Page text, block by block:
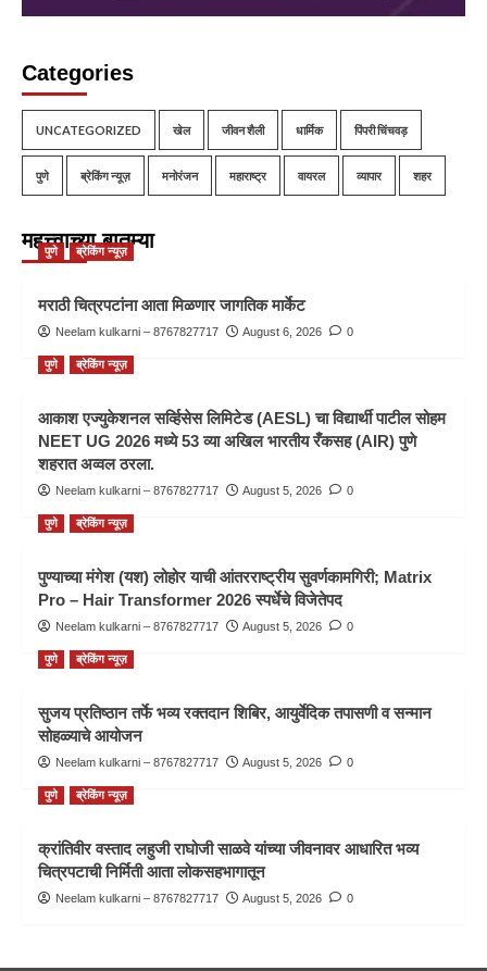
Categories
UNCATEGORIZED खेल जीवन शैली धार्मिक पिंपरी चिंचवड़
पुणे ब्रेकिंग न्यूज़ मनोरंजन महाराष्ट्र वायरल व्यापार शहर
महत्त्वाच्या बातम्या
पुणे ब्रेकिंग न्यूज़
मराठी चित्रपटांना आता मिळणार जागतिक मार्केट
Neelam kulkarni – 8767827717 August 6, 2026 0
पुणे ब्रेकिंग न्यूज़
आकाश एज्युकेशनल सर्व्हिसेस लिमिटेड (AESL) चा विद्यार्थी पाटील सोहम
NEET UG 2026 मध्ये 53 व्या अखिल भारतीय रँकसह (AIR) पुणे
शहरात अव्वल ठरला.
Neelam kulkarni – 8767827717 August 5, 2026 0
पुणे ब्रेकिंग न्यूज़
पुण्याच्या मंगेश (यश) लोहोर याची आंतरराष्ट्रीय सुवर्णकामगिरी; Matrix
Pro – Hair Transformer 2026 स्पर्धेचे विजेतेपद
Neelam kulkarni – 8767827717 August 5, 2026 0
पुणे ब्रेकिंग न्यूज़
सुजय प्रतिष्ठान तर्फे भव्य रक्तदान शिबिर, आयुर्वेदिक तपासणी व सन्मान
सोहळ्याचे आयोजन
Neelam kulkarni – 8767827717 August 5, 2026 0
पुणे ब्रेकिंग न्यूज़
क्रांतिवीर वस्ताद लहुजी राघोजी साळवे यांच्या जीवनावर आधारित भव्य
चित्रपटाची निर्मिती आता लोकसहभागातून
Neelam kulkarni – 8767827717 August 5, 2026 0